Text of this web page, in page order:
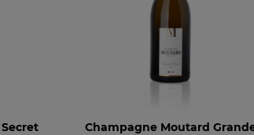
Champagne Moutard